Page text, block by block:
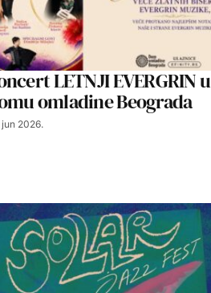
LETNJI EVERGRIN u
omladine Beograda
jun 2026.